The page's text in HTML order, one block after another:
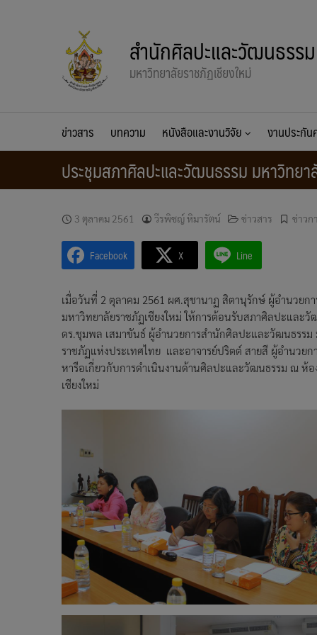
สำนักศิลปะและวัฒนธรรม
มหาวิทยาลัยราชภัฏเชียงใหม่
ข่าวสาร บทความ หนังสือและงานวิจัย งานประกั
ประชุมสภาศิลปะและวัฒนธรรม มหาวิทย
3 ตุลาคม 2561 วีรพิชญ์ หิมารัตน์ ข่าวสาร ข่าวก
Facebook X Line
เมื่อวันที่ 2 ตุลาคม 2561 ผศ.สุชานาฏ สิตานุรักษ์ ผู้อำนวย
มหาวิทยาลัยราชภัฏเชียงใหม่ ให้การต้อนรับสภาศิลปะและ
ดร.ชุมพล เสมาขันธ์ ผู้อำนวยการสำนักศิลปะและวัฒนธรร
ราชภัฏแห่งประเทศไทย และอาจารย์ปริตต์ สายสี ผู้อำนวย
หารือเกี่ยวกับการดำเนินงานด้านศิลปะและวัฒนธรรม ณ ห้
เชียงใหม่